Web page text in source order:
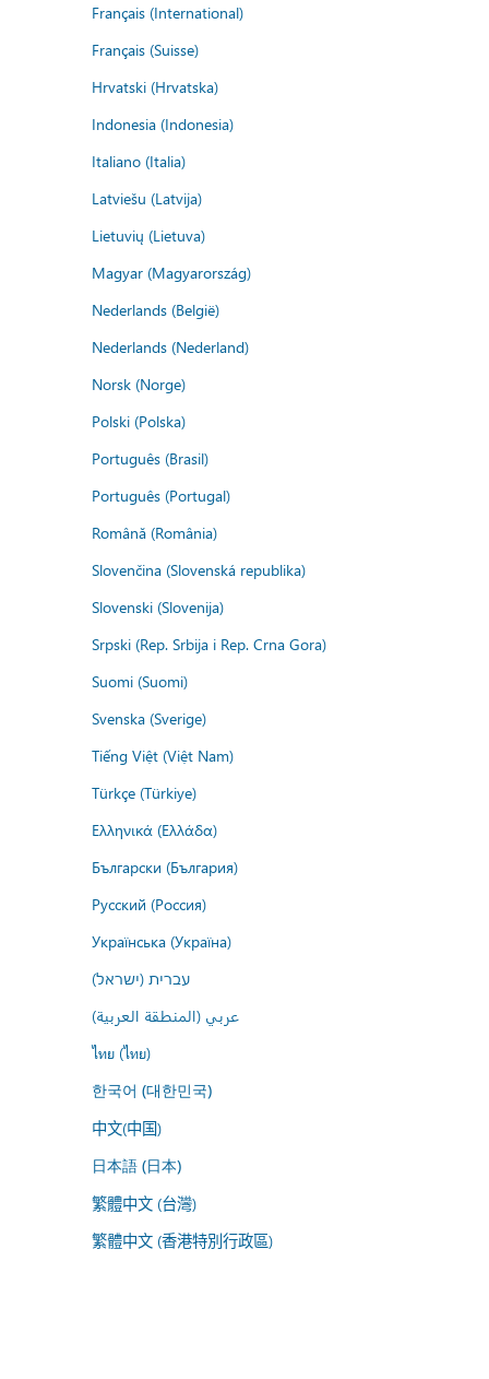
Français (International)
Français (Suisse)
Hrvatski (Hrvatska)
Indonesia (Indonesia)
Italiano (Italia)
Latviešu (Latvija)
Lietuvių (Lietuva)
Magyar (Magyarország)
Nederlands (België)
Nederlands (Nederland)
Norsk (Norge)
Polski (Polska)
Português (Brasil)
Português (Portugal)
Română (România)
Slovenčina (Slovenská republika)
Slovenski (Slovenija)
Srpski (Rep. Srbija i Rep. Crna Gora)
Suomi (Suomi)
Svenska (Sverige)
Tiếng Việt (Việt Nam)
Türkçe (Türkiye)
Ελληνικά (Ελλάδα)
Български (България)
Русский (Россия)
Українська (Україна)
עברית (ישראל)
عربي (المنطقة العربية)
ไทย (ไทย)
한국어 (대한민국)
中文(中国)
日本語 (日本)
繁體中文 (台灣)
繁體中文 (香港特別行政區)